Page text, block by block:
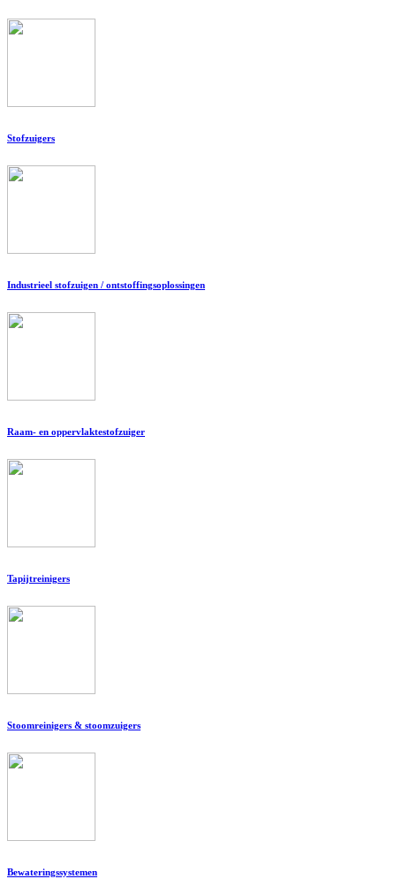
Stofzuigers
Industrieel stofzuigen / ontstoffingsoplossingen
Raam- en oppervlaktestofzuiger
Tapijtreinigers
Stoomreinigers & stoomzuigers
Bewateringssystemen